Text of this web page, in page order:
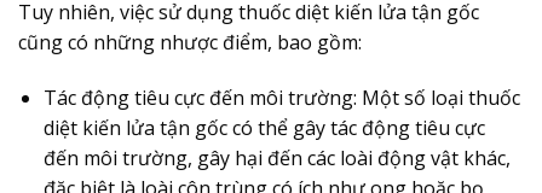
Tuy nhiên, việc sử dụng thuốc diệt kiến lửa tận gốc
cũng có những nhược điểm, bao gồm:
Tác động tiêu cực đến môi trường: Một số loại thuốc
diệt kiến lửa tận gốc có thể gây tác động tiêu cực
đến môi trường, gây hại đến các loài động vật khác,